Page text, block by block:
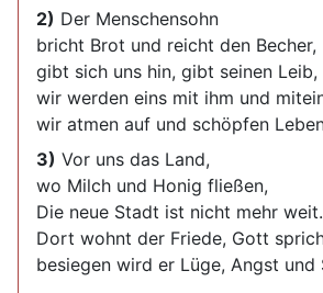
2) Der Menschensohn
bricht Brot und reicht den Becher,
gibt sich uns hin, gibt seinen Leib,
wir werden eins mit ihm und
wir atmen auf und schöpfen
3) Vor uns das Land,
wo Milch und Honig fließen,
Die neue Stadt ist nicht mehr weit.
Dort wohnt der Friede, Gott
besiegen wird er Lüge, Angst und